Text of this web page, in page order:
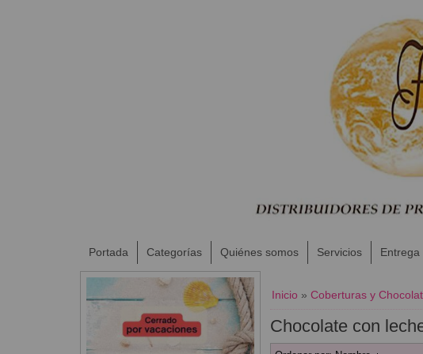
Portada Categorías Quiénes somos Servicios Entrega
Inicio » Coberturas y
Chocolate con